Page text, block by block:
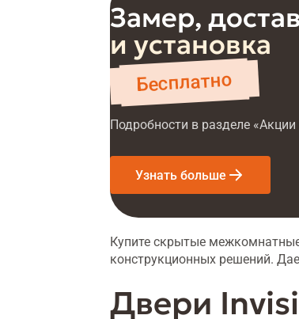
Замер,
и установка
Бесплатно
Подробности в разделе «Акции
Узнать больше
Купите скрытые
конструкционных решений.
Двери